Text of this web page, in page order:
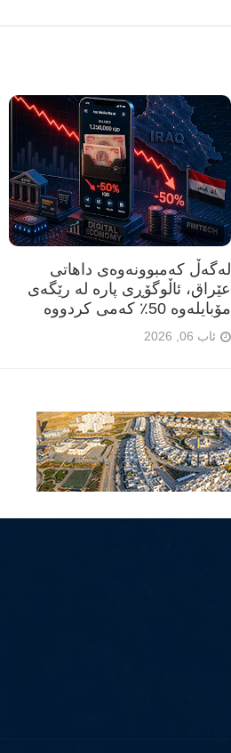
لەگەڵ کەمبوونەوەی داهاتی
عێراق، ئاڵوگۆڕی پارە لە رێگەی
مۆبایلەوە 50٪ کەمی کردووە
ئاب 06, 2026